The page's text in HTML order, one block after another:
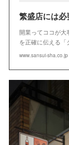
開業ってココが
を正確に伝える
www.sansui-sha.co.jp